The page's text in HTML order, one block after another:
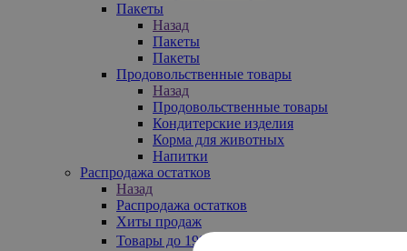
Пакеты
Назад
Пакеты
Пакеты
Продовольственные товары
Назад
Продовольственные товары
Кондитерские изделия
Корма для животных
Напитки
Распродажа остатков
Назад
Распродажа остатков
Хиты продаж
Товары до 199₽